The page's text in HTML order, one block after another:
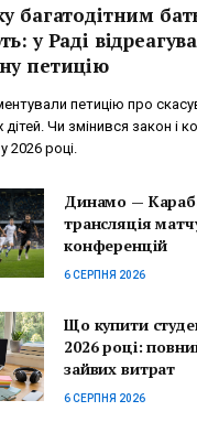
багатодітним
у Раді
петицію
петицію про
дітей. Чи змінився закон і
2026 році.
Динамо —
трансляція
конференцій
6 СЕРПНЯ 2026
Що купити
2026 році:
зайвих витрат
6 СЕРПНЯ 2026